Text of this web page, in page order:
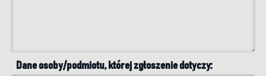
Dane osoby/podmiotu, której zgłoszenie dotyczy: